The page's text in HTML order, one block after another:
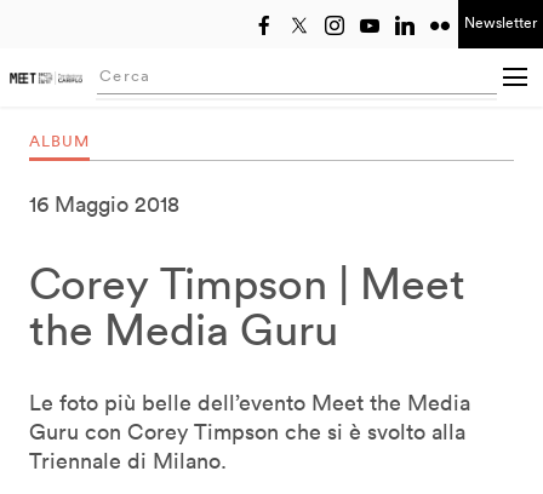
Newsletter
Searching...
ALBUM
16 Maggio 2018
Corey Timpson | Meet
the Media Guru
Le foto più belle dell’evento Meet the Media
Guru con Corey Timpson che si è svolto alla
Triennale di Milano.